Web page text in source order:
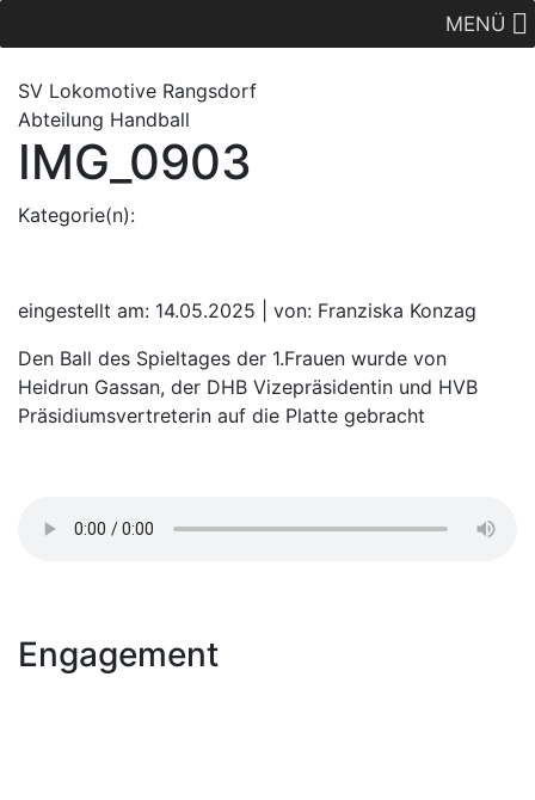
MENÜ
SV Lokomotive Rangsdorf
Abteilung Handball
IMG_0903
Kategorie(n):
eingestellt am: 14.05.2025 | von: Franziska Konzag
Den Ball des Spieltages der 1.Frauen wurde von
Heidrun Gassan, der DHB Vizepräsidentin und HVB
Präsidiumsvertreterin auf die Platte gebracht
Engagement